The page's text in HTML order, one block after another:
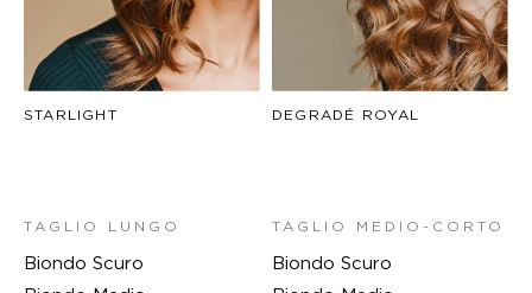
STARLIGHT DEGRADÉ ROYAL
TAGLIO LUNGO
Biondo Scuro
TAGLIO MEDIO-CORTO
Biondo Scuro